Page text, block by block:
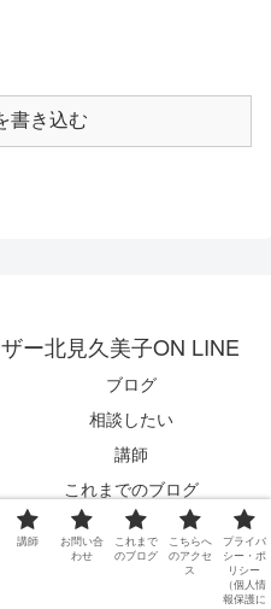
書き込む
ー北見久美子ON LINE
ブログ
相談したい
講師
これまでのブログ
プライバシー・ポリシー（個人情
報保護について）
講師
お問い合
わせ
これまで
のブログ
こちらへ
のアクセ
ス
プライバ
シー・ポ
リシー
（個人情
報保護に